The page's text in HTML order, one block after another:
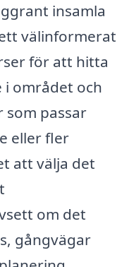
insamla
välinformerat
för att hitta
området och
passar
eller fler
att välja det
om det
gångvägar